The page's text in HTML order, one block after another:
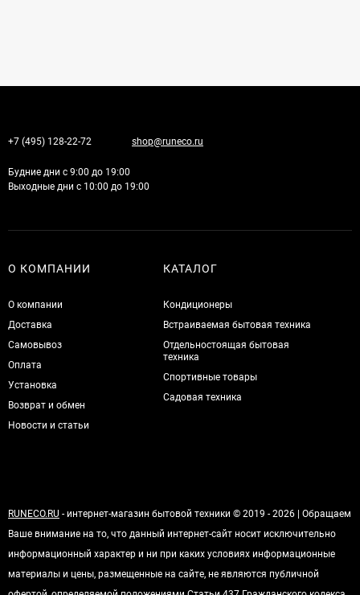
+7 (495) 128-22-72 shop@runeco.ru
Будние дни с 9:00 до 19:00
Выходные дни с 10:00 до 19:00
О КОМПАНИИ
О компании
Доставка
Самовывоз
Оплата
Установка
Возврат и обмен
Новости и статьи
КАТАЛОГ
Кондиционеры
Встраиваемая бытовая техника
Отдельностоящая бытовая
техника
Спортивные товары
Садовая техника
RUNECO.RU - интернет-магазин бытовой техники © 2019 - 2026 | Обращаем
Ваше внимание на то, что данный интернет-сайт носит исключительно
информационный характер и ни при каких условиях информационные
материалы и цены, размещенные на сайте, не являются публичной